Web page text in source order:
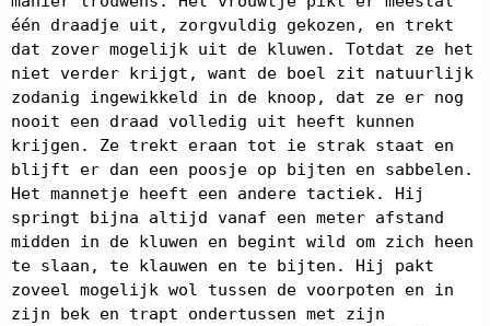
één draadje uit, zorgvuldig gekozen, en trekt
dat zover mogelijk uit de kluwen. Totdat ze het
niet verder krijgt, want de boel zit natuurlijk
zodanig ingewikkeld in de knoop, dat ze er nog
nooit een draad volledig uit heeft kunnen
krijgen. Ze trekt eraan tot ie strak staat en
blijft er dan een poosje op bijten en sabbelen.
Het mannetje heeft een andere tactiek. Hij
springt bijna altijd vanaf een meter afstand
midden in de kluwen en begint wild om zich heen
te slaan, te klauwen en te bijten. Hij pakt
zoveel mogelijk wol tussen de voorpoten en in
zijn bek en trapt ondertussen met zijn